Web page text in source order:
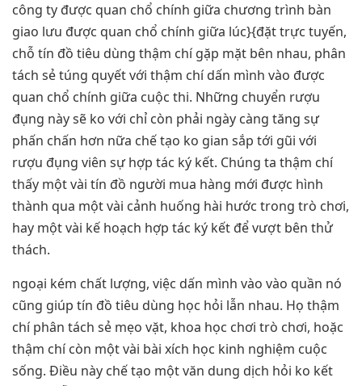
công ty được quan chổ chính giữa chương trình bàn
giao lưu được quan chổ chính giữa lúc}{đặt trực tuyến,
chỗ tín đồ tiêu dùng thậm chí gặp mặt bên nhau, phân
tách sẻ túng quyết với thậm chí dấn mình vào được
quan chổ chính giữa cuộc thi. Những chuyển rượu
đụng này sẽ ko với chỉ còn phải ngày càng tăng sự
phấn chấn hơn nữa chế tạo ko gian sắp tới gũi với
rượu đụng viên sự hợp tác ký kết. Chúng ta thậm chí
thấy một vài tín đồ người mua hàng mới được hình
thành qua một vài cảnh huống hài hước trong trò chơi,
hay một vài kế hoạch hợp tác ký kết để vượt bên thử
thách.
ngoại kém chất lượng, việc dấn mình vào vào quần nó
cũng giúp tín đồ tiêu dùng học hỏi lẫn nhau. Họ thậm
chí phân tách sẻ mẹo vặt, khoa học chơi trò chơi, hoặc
thậm chí còn một vài bài xích học kinh nghiệm cuộc
sống. Điều này chế tạo một văn dung dịch hỏi ko kết